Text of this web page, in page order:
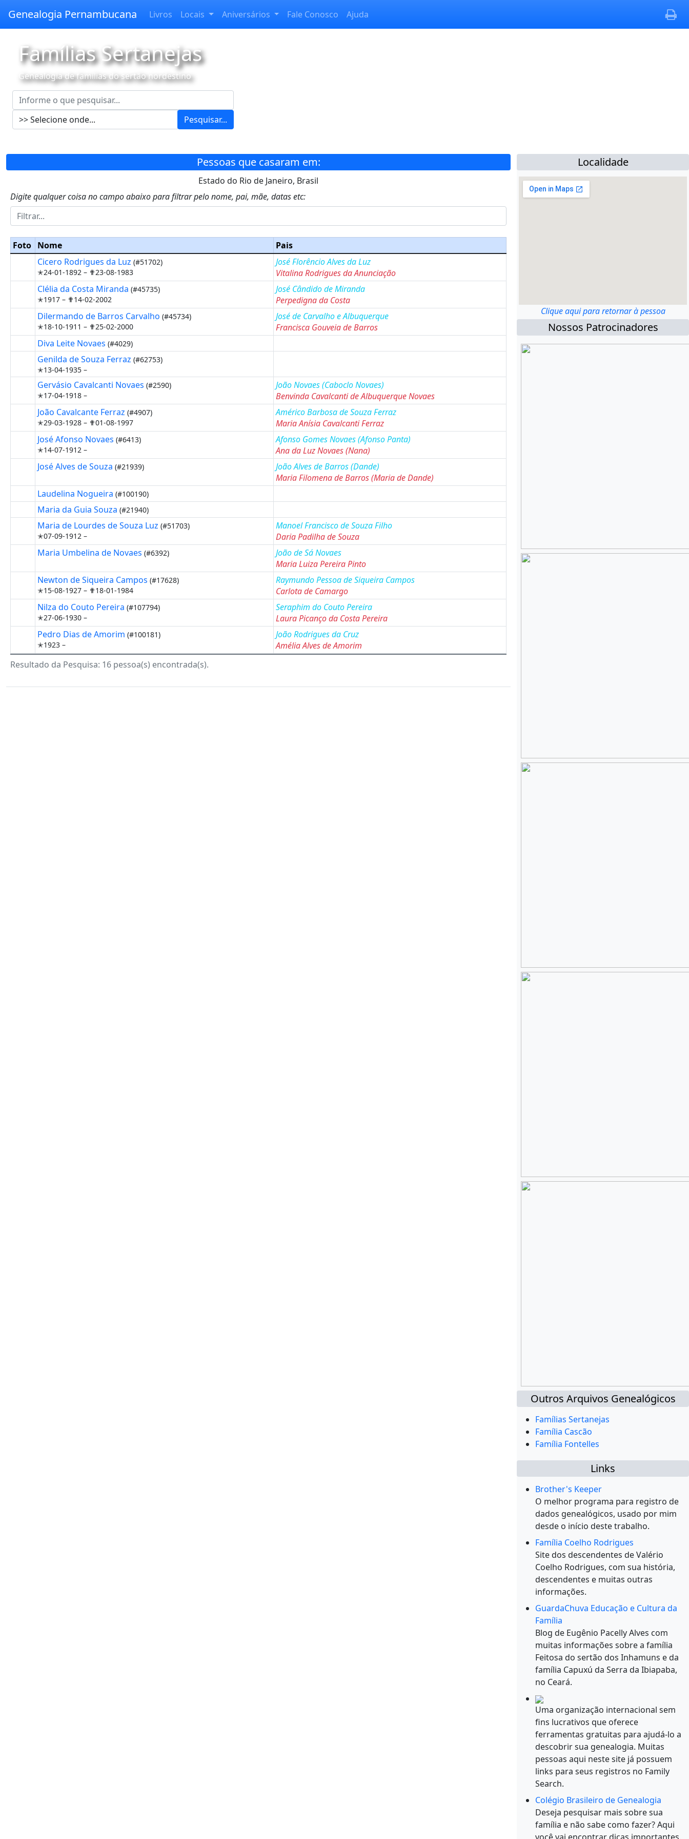
Genealogia Pernambucana Livros Locais Aniversários Fale Conosco Ajuda
Famílias Sertanejas
Genealogia de famílias do sertão nordestino
Pesquisar...
Pessoas que casaram em:
Estado do Rio de Janeiro, Brasil
Digite qualquer coisa no campo abaixo para filtrar pelo nome, pai, mãe, datas etc:
Foto Nome
Pais
Cicero Rodrigues da Luz (#51702)
✭24-01-1892 – ✟23-08-1983
José Florêncio Alves da Luz
Vitalina Rodrigues da Anunciação
Clélia da Costa Miranda (#45735)
✭1917 – ✟14-02-2002
José Cândido de Miranda
Perpedigna da Costa
Dilermando de Barros Carvalho (#45734)
✭18-10-1911 – ✟25-02-2000
José de Carvalho e Albuquerque
Francisca Gouveia de Barros
Diva Leite Novaes (#4029)
Genilda de Souza Ferraz (#62753)
✭13-04-1935 –
Gervásio Cavalcanti Novaes (#2590)
✭17-04-1918 –
João Novaes(Caboclo Novaes)
Benvinda Cavalcanti de Albuquerque Novaes
João Cavalcante Ferraz (#4907)
✭29-03-1928 – ✟01-08-1997
Américo Barbosa de Souza Ferraz
Maria Anísia Cavalcanti Ferraz
José Afonso Novaes (#6413)
✭14-07-1912 –
Afonso Gomes Novaes(Afonso Panta)
Ana da Luz Novaes(Nana)
José Alves de Souza (#21939) João Alves de Barros(Dande)
Maria Filomena de Barros(Maria de Dande)
Laudelina Nogueira (#100190)
Maria da Guia Souza (#21940)
Maria de Lourdes de Souza Luz (#51703)
✭07-09-1912 –
Manoel Francisco de Souza Filho
Daria Padilha de Souza
Maria Umbelina de Novaes (#6392)
João de Sá Novaes
Maria Luiza Pereira Pinto
Newton de Siqueira Campos (#17628)
✭15-08-1927 – ✟18-01-1984
Raymundo Pessoa de Siqueira Campos
Carlota de Camargo
Nilza do Couto Pereira (#107794)
✭27-06-1930 –
Seraphim do Couto Pereira
Laura Picanço da Costa Pereira
Pedro Dias de Amorim (#100181)
✭1923 –
João Rodrigues da Cruz
Amélia Alves de Amorim
Resultado da Pesquisa: 16 pessoa(s) encontrada(s).
Localidade
Clique aqui para retornar à pessoa
Nossos Patrocinadores
Outros Arquivos Genealógicos
Famílias Sertanejas
Família Cascão
Família Fontelles
Links
Brother's Keeper
O melhor programa para registro de
dados genealógicos, usado por mim
desde o início deste trabalho.
Família Coelho Rodrigues
Site dos descendentes de Valério
Coelho Rodrigues, com sua história,
descendentes e muitas outras
informações.
GuardaChuva Educação e Cultura da
Família
Blog de Eugênio Pacelly Alves com
muitas informações sobre a família
Feitosa do sertão dos Inhamuns e da
família Capuxú da Serra da Ibiapaba,
no Ceará.
Uma organização internacional sem
fins lucrativos que oferece
ferramentas gratuitas para ajudá-lo a
descobrir sua genealogia. Muitas
pessoas aqui neste site já possuem
links para seus registros no Family
Search.
Colégio Brasileiro de Genealogia
Deseja pesquisar mais sobre sua
família e não sabe como fazer? Aqui